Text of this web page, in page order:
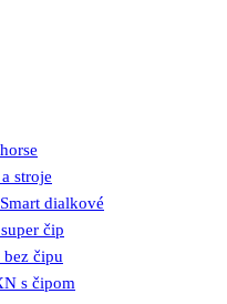
stroje
dialkové
čip
čipu
s čipom